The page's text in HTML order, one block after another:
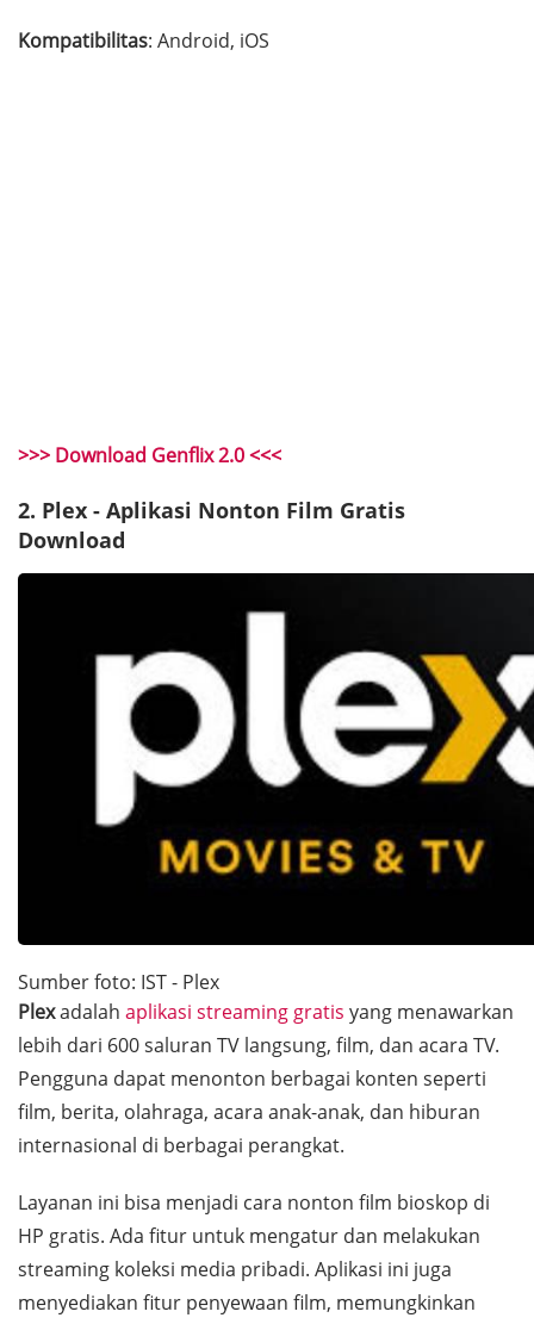
Kompatibilitas: Android, iOS
>>> Download Genflix 2.0 <<<
2. Plex - Aplikasi Nonton Film Gratis
Download
Sumber foto: IST - Plex
Plexadalah aplikasi streaming gratis yang menawarkan
lebih dari 600 saluran TV langsung, film, dan acara TV.
Pengguna dapat menonton berbagai konten seperti
film, berita, olahraga, acara anak-anak, dan hiburan
internasional di berbagai perangkat.
Layanan ini bisa menjadi cara nonton film bioskop di
HP gratis. Ada fitur untuk mengatur dan melakukan
streaming koleksi media pribadi. Aplikasi ini juga
menyediakan fitur penyewaan film, memungkinkan